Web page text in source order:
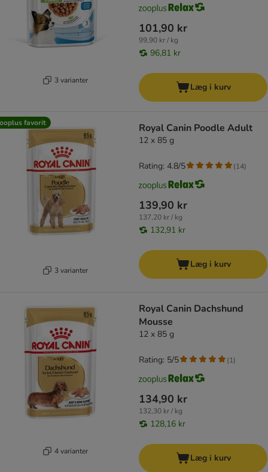
3 varianter
101,90 kr
99,90 kr / kg
96,81 kr
Læg i kurv
favorit
3 varianter
Royal Canin Poodle Adult
12 x 85 g
139,90 kr
137,20 kr / kg
132,91 kr
Rating: 4.8/5 (14)
Læg i kurv
4 varianter
Royal Canin Dachshund
Mousse
12 x 85 g
134,90 kr
132,30 kr / kg
128,16 kr
Rating: 5/5 (1)
Læg i kurv